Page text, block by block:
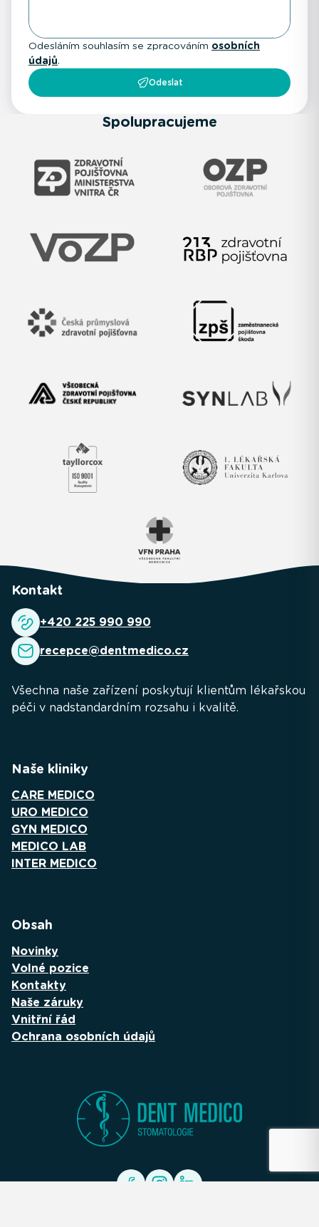
Odesláním souhlasím se zpracováním osobních
údajů.
Odeslat
Spolupracujeme
Kontakt
+420 225 990 990
recepce@dentmedico.cz
Všechna naše zařízení poskytují klientům lékařskou
péči v nadstandardním rozsahu i kvalitě.
Naše kliniky
CARE MEDICO
URO MEDICO
GYN MEDICO
MEDICO LAB
INTER MEDICO
Obsah
Novinky
Volné pozice
Kontakty
Naše záruky
Vnitřní řád
Ochrana osobních údajů